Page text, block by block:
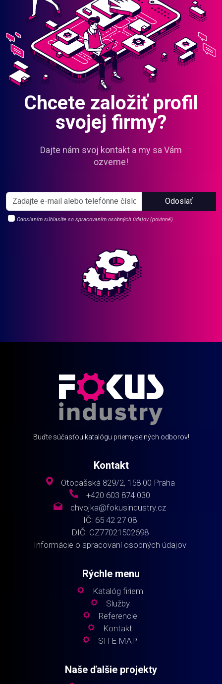
Chcete založiť profil
svojej firmy?
Dajte nám svoj kontakt a my sa Vám
ozveme!
Odoslať
Odoslaním súhlasíte so spracovaním osobných údajov (povinné).
Buďte súčasťou katalógu priemyselných odborov!
Kontakt
Otopašská 829/2, 158 00 Praha
+420 603 874 030
chvojka@fokusindustry.cz
IČ: 65 42 27 08
DIČ: CZ77021502698
Informácie o spracovaní osobných údajov
Rýchle menu
Katalóg firiem
Služby
Referencie
Kontakt
SITE MAP
Naše ďalšie projekty